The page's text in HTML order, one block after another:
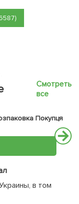
Смотреть
все
Покупця
в том